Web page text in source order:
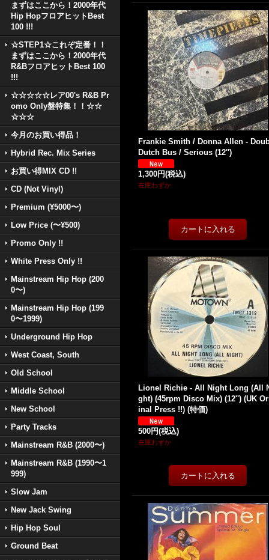
まずはここから！2000年代
Hip HopフロアヒットBest
100 !!!
☆STEP1☆これぞ定番！！
まずはここから！2000年代
R&BフロアヒットBest 100
!!!
☆☆☆☆☆レア00's R&B Pr
omo Only盤特集！！☆☆
☆☆☆
今月のお買い得品！
Hybrid Rec. Mix Series
お買い得MIX CD !!
CD (Not Vinyl)
Premium (¥5000〜)
Low Price (〜¥500)
Promo Only !!
White Press Only !!
Mainstream Hip Hop (200
0〜)
Mainstream Hip Hop (199
0〜1999)
Underground Hip Hop
West Coast, South
Old School
Middle School
New School
Party Tracks
Mainstream R&B (2000〜)
Mainstream R&B (1990〜1
999)
Slow Jam
New Jack Swing
Hip Hop Soul
Ground Beat
Frankie Smith / Donna Allen -
Dutch Bus / Serious (12'')
1,300円(税込)
在庫わずか
Lionel Richie - All Night Long (All
ght) (45rpm Disco Mix) (12'') (UK
inal Press !!) (特価)
500円(税込)
在庫わずか